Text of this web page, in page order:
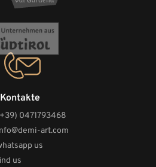
Kontakte
0471793468
art.com
us
us